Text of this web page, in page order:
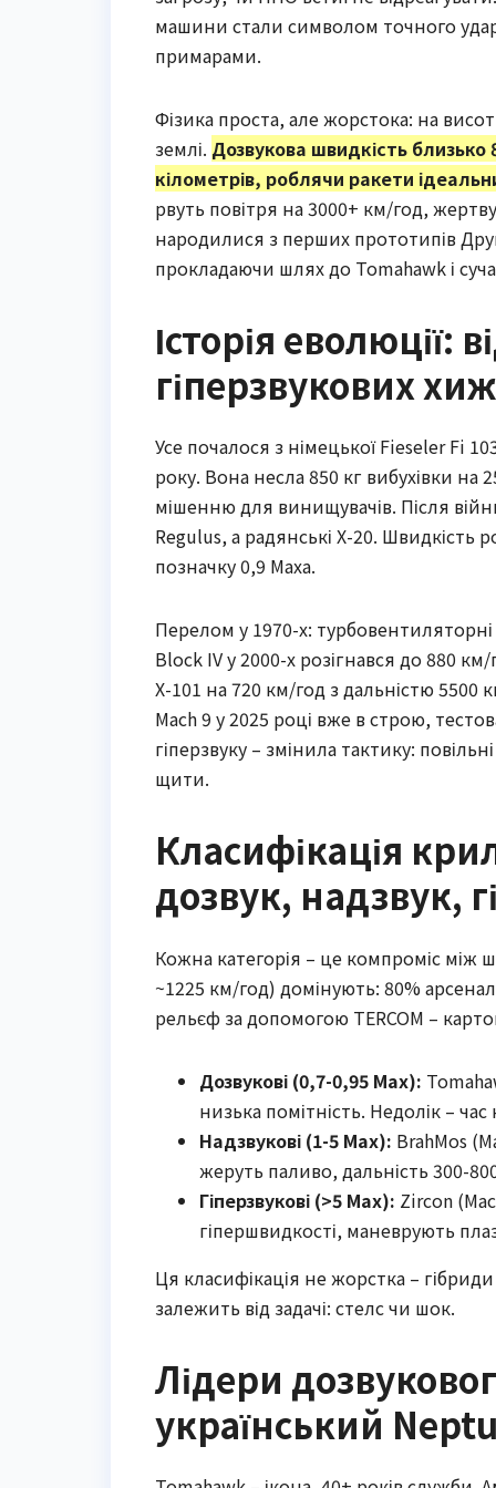
машини стали символом точного
примарами.
Фізика проста, але жорстока: на
землі. Дозвукова швидкість
кілометрів, роблячи ракети
рвуть повітря на 3000+ км/год,
народилися з перших прототипів
прокладаючи шлях до Tomahawk і
Історія еволюції:
гіперзвукових
Усе почалося з німецької Fieseler Fi
року. Вона несла 850 кг вибухівки на
мішенню для винищувачів. Після
Regulus, а радянські Х-20. Швидкість
позначку 0,9 Маха.
Перелом у 1970-х:
Block IV у 2000-х розігнався до 880
Х-101 на 720 км/год з дальністю 5500
Mach 9 у 2025 році вже в строю,
гіперзвуку – змінила тактику:
щити.
Класифікація
дозвук, надзвук,
Кожна категорія – це компроміс між
~1225 км/год) домінують: 80%
рельєф за допомогою TERCOM –
Дозвукові (0,7-0,95 Мах):
низька помітність. Недолік –
Надзвукові (1-5 Мах): BrahMos
жеруть паливо, дальність 300-
Гіперзвукові (>5 Мах): Zircon
гіпершвидкості, маневрують
Ця класифікація не жорстка –
залежить від задачі: стелс чи шок.
Лідери
український